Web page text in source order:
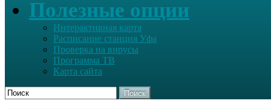
Полезные опции
Интерактивная карта
Расписание станция Уфа
Проверка на вирусы
Программа ТВ
Карта сайта
Поиск